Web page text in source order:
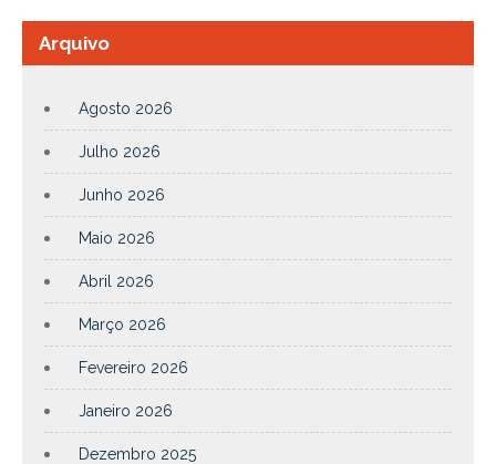
Arquivo
Agosto 2026
Julho 2026
Junho 2026
Maio 2026
Abril 2026
Março 2026
Fevereiro 2026
Janeiro 2026
Dezembro 2025